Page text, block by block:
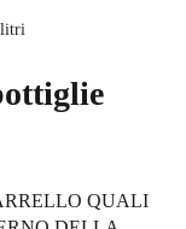
litri
QUALI